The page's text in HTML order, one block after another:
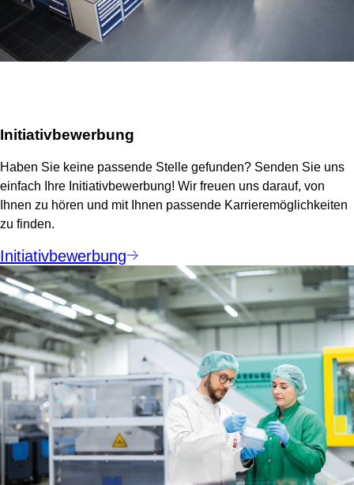
Initiativbewerbung
Haben Sie keine passende Stelle gefunden? Senden Sie uns
einfach Ihre Initiativbewerbung! Wir freuen uns darauf, von
Ihnen zu hören und mit Ihnen passende Karrieremöglichkeiten
zu finden.
Initiativbewerbung